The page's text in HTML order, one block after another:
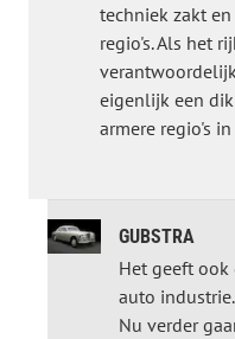
techniek zakt
regio's. Als het
eigenlijk een
armere regio's
GUBSTRA
Het geeft
auto
Nu verder